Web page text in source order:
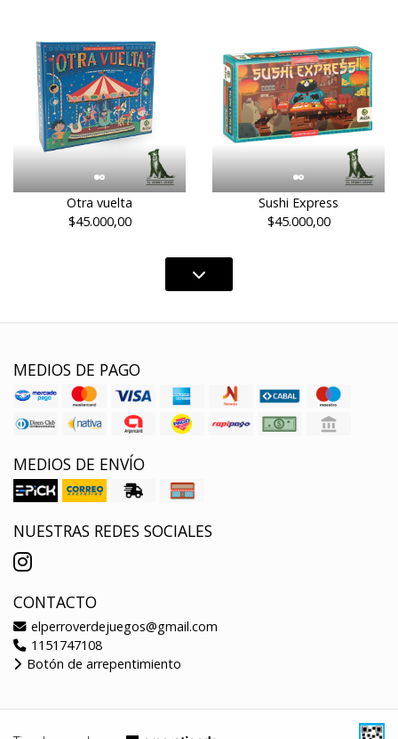
Otra vuelta
$45.000,00
Sushi Express
$45.000,00
MEDIOS DE PAGO
MEDIOS DE ENVÍO
NUESTRAS REDES SOCIALES
CONTACTO
elperroverdejuegos@gmail.com
1151747108
Botón de arrepentimiento